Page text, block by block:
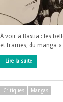
À voir à Bastia : les
et trames, du manga «
Lire la suite
Critiques Mangas